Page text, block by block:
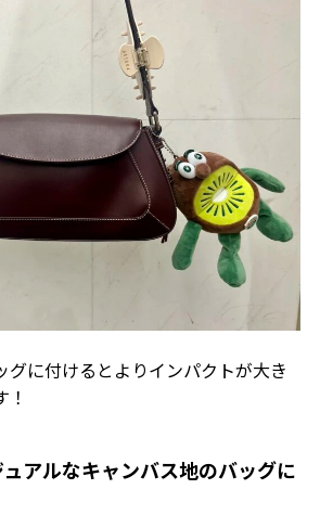
グに付けるとよりインパクトが大き
アルなキャンバス地のバッグに